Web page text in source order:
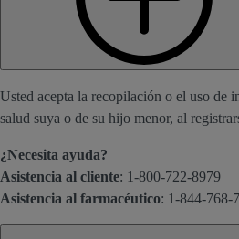
Usted acepta la recopilación o el uso de
salud suya o de su hijo menor, al
¿Necesita ayuda?
Asistencia al cliente: 1-800-722-8979
Asistencia al farmacéutico: 1-844-768-